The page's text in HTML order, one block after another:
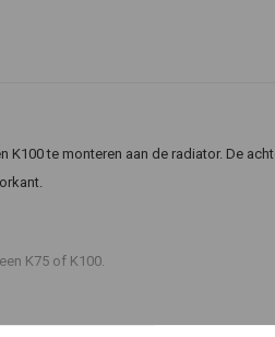
te monteren aan de radiator. De
K75 of K100.